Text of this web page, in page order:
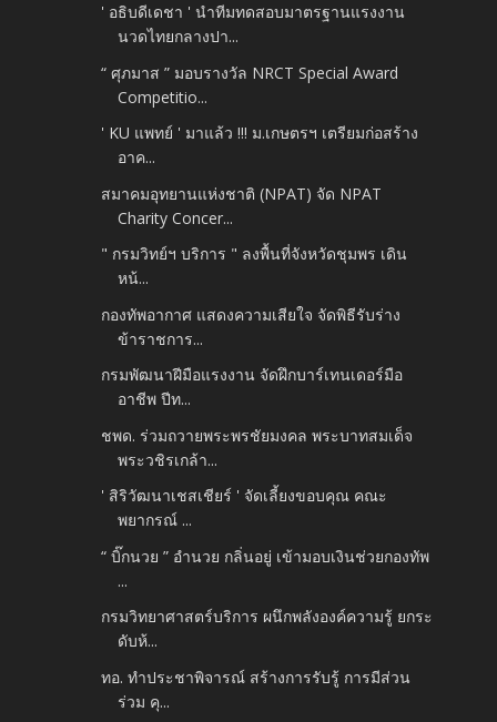
' อธิบดีเดชา ' นำทีมทดสอบมาตรฐานแรงงาน
นวดไทยกลางปา...
“ ศุภมาส ” มอบรางวัล NRCT Special Award
Competitio...
' KU แพทย์ ' มาแล้ว !!! ม.เกษตรฯ เตรียมก่อสร้าง
อาค...
สมาคมอุทยานแห่งชาติ (NPAT) จัด NPAT
Charity Concer...
" กรมวิทย์ฯ บริการ " ลงพื้นที่จังหวัดชุมพร เดิน
หน้...
กองทัพอากาศ แสดงความเสียใจ จัดพิธีรับร่าง
ข้าราชการ...
กรมพัฒนาฝีมือแรงงาน จัดฝึกบาร์เทนเดอร์มือ
อาชีพ ปีท...
ชพด. ร่วมถวายพระพรชัยมงคล พระบาทสมเด็จ
พระวชิรเกล้า...
' สิริวัฒนาเชสเชียร์ ' จัดเลี้ยงขอบคุณ คณะ
พยากรณ์ ...
“ บิ๊กนวย ” อำนวย กลิ่นอยู่ เข้ามอบเงินช่วยกองทัพ
...
กรมวิทยาศาสตร์บริการ ผนึกพลังองค์ความรู้ ยกระ
ดับห้...
ทอ. ทำประชาพิจารณ์ สร้างการรับรู้ การมีส่วน
ร่วม คุ...